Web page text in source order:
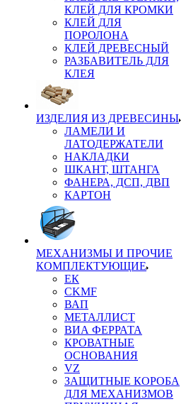
КЛЕЙ ДЛЯ КРОМКИ
КЛЕЙ ДЛЯ
ПОРОЛОНА
КЛЕЙ ДРЕВЕСНЫЙ
РАЗБАВИТЕЛЬ ДЛЯ
КЛЕЯ
ИЗДЕЛИЯ ИЗ ДРЕВЕСИНЫ
ЛАМЕЛИ И
ЛАТОДЕРЖАТЕЛИ
НАКЛАДКИ
ШКАНТ, ШТАНГА
ФАНЕРА, ДСП, ДВП
КАРТОН
МЕХАНИЗМЫ И ПРОЧИЕ
КОМПЛЕКТУЮЩИЕ
ЕК
CKMF
ВАП
МЕТАЛЛИСТ
ВИА ФЕРРАТА
КРОВАТНЫЕ
ОСНОВАНИЯ
VZ
ЗАЩИТНЫЕ КОРОБА
ДЛЯ МЕХАНИЗМОВ